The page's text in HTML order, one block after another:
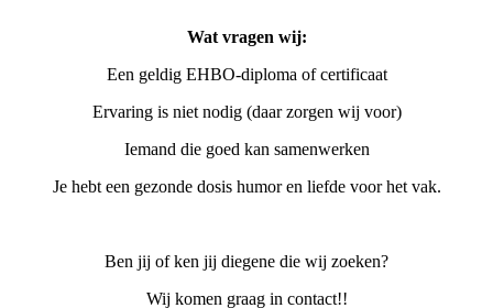
Wat vragen wij:
Een geldig EHBO-diploma of certificaat
Ervaring is niet nodig (daar zorgen wij voor)
Iemand die goed kan samenwerken
Je hebt een gezonde dosis humor en liefde voor het vak.
Ben jij of ken jij diegene die wij zoeken?
Wij komen graag in contact!!